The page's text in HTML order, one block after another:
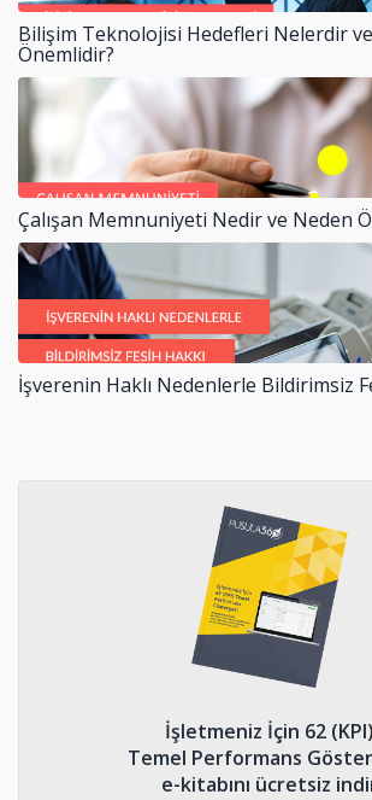
Bilişim Teknolojisi Hedefleri Nelerdir
Önemlidir?
Çalışan Memnuniyeti Nedir ve Neden
İşverenin Haklı Nedenlerle Bildirimsiz
İşletmeniz İçin 62 (KPI)
Temel Performans
e-kitabını ücretsiz